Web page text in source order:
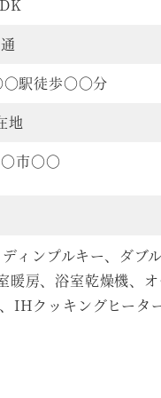
駅徒歩〇〇分
地
市〇〇
ンプルキー、ダブ
房、浴室乾燥機、オ
IHクッキングヒータ